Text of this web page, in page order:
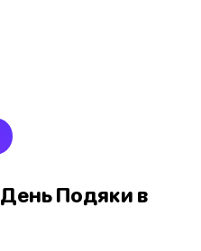
Подяки в